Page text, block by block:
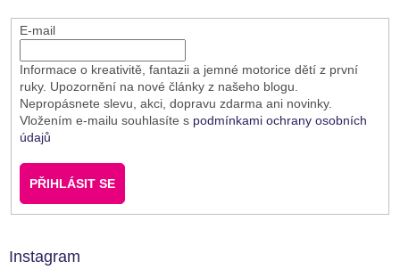
E-mail
Informace o kreativitě, fantazii a jemné motorice dětí z první
ruky. Upozornění na nové články z našeho blogu.
Nepropásnete slevu, akci, dopravu zdarma ani novinky.
Vložením e-mailu souhlasíte s podmínkami ochrany osobních
údajů
PŘIHLÁSIT SE
Instagram